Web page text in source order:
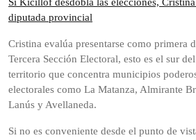
diputada provincial
Cristina evalúa presentarse como primera
Tercera Sección Electoral, esto es el sur
territorio que concentra municipios
electorales como La Matanza, Almirante
Lanús y Avellaneda.
Si no es conveniente desde el punto de